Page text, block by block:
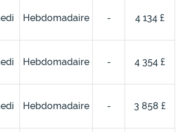
Hebdomadaire - 4 134 £
Hebdomadaire - 4 354 £
Hebdomadaire - 3 858 £